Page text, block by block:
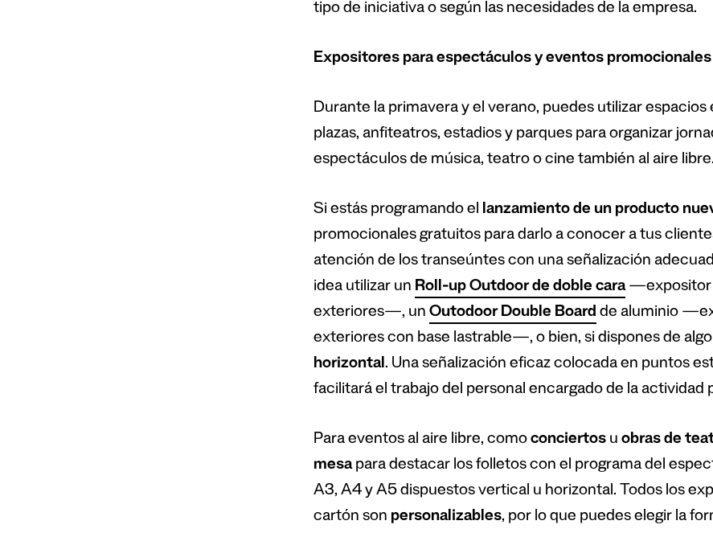
tipo de iniciativa o según las necesidades de la empresa.
Expositores para espectáculos y eventos promocionales
Durante la primavera y el verano, puedes utilizar
plazas, anfiteatros, estadios y parques para organizar
espectáculos de música, teatro o cine también al aire libre.
Si estás programando el lanzamiento de un producto
promocionales gratuitos para darlo a conocer a tus
atención de los transeúntes con una señalización
idea utilizar un Roll-up Outdoor de doble cara—expositor
exteriores—, un Outodoor Double Board de aluminio
exteriores con base lastrable—, o bien, si dispones de
horizontal. Una señalización eficaz colocada en puntos
facilitará el trabajo del personal encargado de la actividad
Para eventos al aire libre, comoconciertosu obras de
mesapara destacar los folletos con el programa del
A3, A4 y A5 dispuestos vertical u horizontal. Todos los
cartón son personalizables, por lo que puedes elegir la